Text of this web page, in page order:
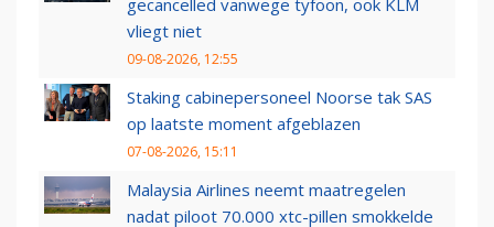
gecancelled vanwege tyfoon, ook KLM
vliegt niet
09-08-2026, 12:55
Staking cabinepersoneel Noorse tak SAS
op laatste moment afgeblazen
07-08-2026, 15:11
Malaysia Airlines neemt maatregelen
nadat piloot 70.000 xtc-pillen smokkelde